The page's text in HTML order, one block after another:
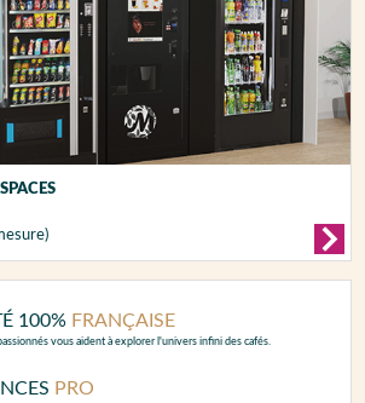
100% FRANÇAISE
vous aident à explorer l'univers infini des cafés.
PRO